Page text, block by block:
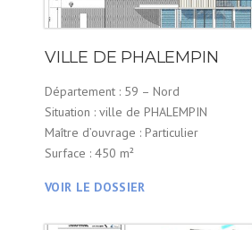
VILLE DE PHALEMPIN
Département : 59 – Nord
Situation : ville de PHALEMPIN
Maître d’ouvrage : Particulier
Surface : 450 m²
VOIR LE DOSSIER